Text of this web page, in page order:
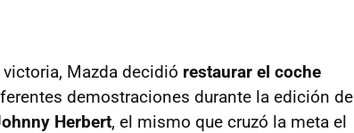
Mazda decidió restaurar el coche
demostraciones durante la edición de
Herbert, el mismo que cruzó la meta el